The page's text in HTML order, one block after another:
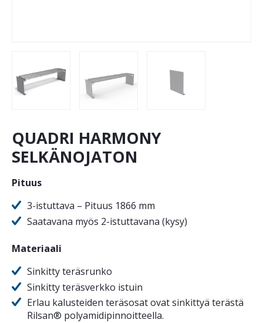
QUADRI HARMONY
SELKÄNOJATON
Pituus
3-istuttava – Pituus 1866 mm
Saatavana myös 2-istuttavana (kysy)
Materiaali
Sinkitty teräsrunko
Sinkitty teräsverkko istuin
Erlau kalusteiden teräsosat ovat sinkittyä terästä
Rilsan® polyamidipinnoitteella.